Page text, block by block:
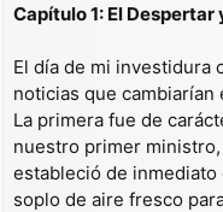
Capítulo 1: El
El día de mi investidura
noticias que
La primera fue de
nuestro primer
estableció de
soplo de aire fresco